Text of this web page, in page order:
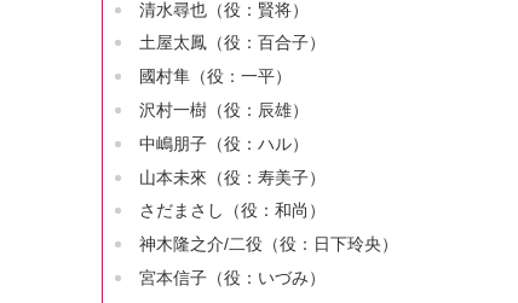
清水尋也（役：賢将）
土屋太鳳（役：百合子）
國村隼（役：一平）
沢村一樹（役：辰雄）
中嶋朋子（役：ハル）
山本未來（役：寿美子）
さだまさし（役：和尚）
神木隆之介/二役（役：日下玲央）
宮本信子（役：いづみ）